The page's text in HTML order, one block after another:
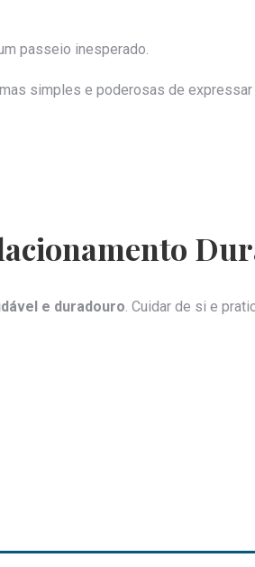
passeio inesperado.
simples e poderosas de
e duradouro . Cuidar de si e